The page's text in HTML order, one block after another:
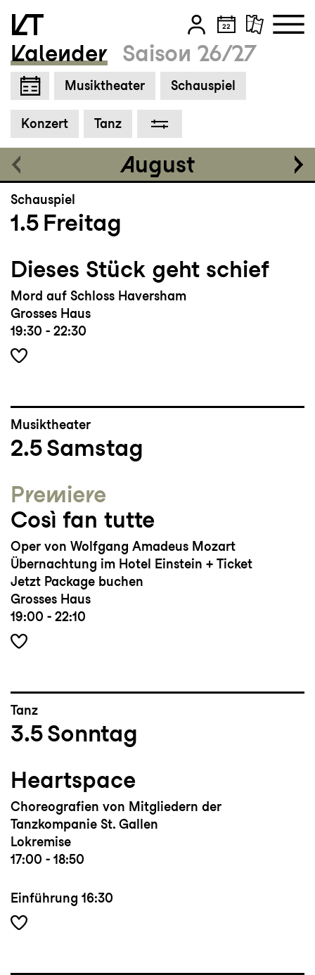
Zum Hauptinhalt springen
Zum Footer springen
Kalender Saison 26/27
Musiktheater Schauspiel
Konzert Tanz
August
Schauspiel mit Hunden von Piet Baumgartner
und Julie Paucker
Lokremise
20:00 - 23:00
Einführung 19:30
Schauspiel
1.5 Freitag
Dieses Stück geht schief
Mord auf Schloss Haversham
Grosses Haus
19:30 - 22:30
Musiktheater
2.5Samstag
Premiere
Così fan tutte
Oper von Wolfgang Amadeus Mozart
Übernachtung im Hotel Einstein + Ticket
Jetzt Package buchen
Grosses Haus
19:00 - 22:10
Tanz
3.5Sonntag
Heartspace
Choreografien von Mitgliedern der
Tanzkompanie St. Gallen
Lokremise
17:00 - 18:50
Einführung 16:30